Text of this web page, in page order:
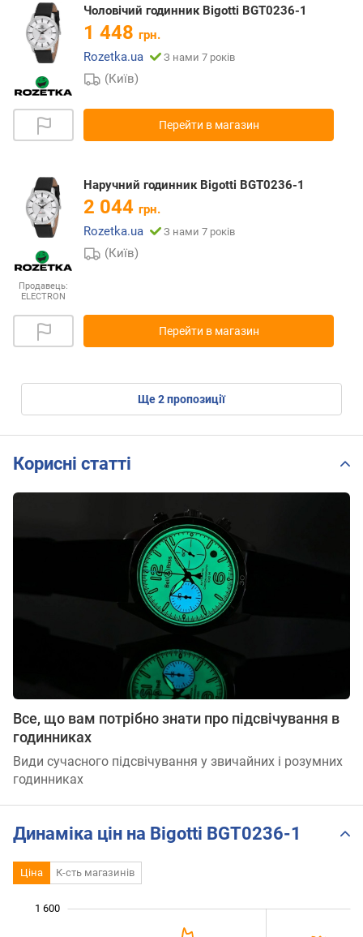
Чоловічий годинник Bigotti BGT0236-1
1 448 грн.
Rozetka.ua
З нами 7 років
(Київ)
Перейти в магазин
Продавець:
ELECTRON
Наручний годинник Bigotti BGT0236-1
2 044 грн.
Rozetka.ua
З нами 7 років
(Київ)
Перейти в магазин
ще2пропозиції
Корисні статті
Все, що вам потрібно знати про підсвічування в
годинниках
Види сучасного підсвічування у звичайних і розумних
годинниках
Динаміка цін на Bigotti BGT0236-1
Ціна К-сть магазинів
1 600